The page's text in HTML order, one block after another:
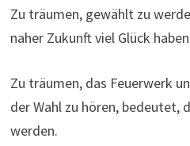
Zu träumen, gewählt zu
naher Zukunft viel Glück
Zu träumen, das Feuerwerk
der Wahl zu hören, bedeutet,
werden.